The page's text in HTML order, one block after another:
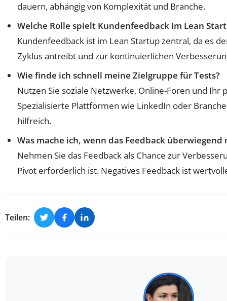
dauern, abhängig von Komplexität und Branche.
Welche Rolle spielt Kundenfeedback im Lean
Kundenfeedback ist im Lean Startup zentral, da es
Zyklus antreibt und zur kontinuierlichen
Wie finde ich schnell meine Zielgruppe für Tests?
Nutzen Sie soziale Netzwerke, Online-Foren und Ihr
Spezialisierte Plattformen wie LinkedIn oder
hilfreich.
Was mache ich, wenn das Feedback überwiegend
Nehmen Sie das Feedback als Chance zur
Pivot erforderlich ist. Negatives Feedback ist
Teilen: